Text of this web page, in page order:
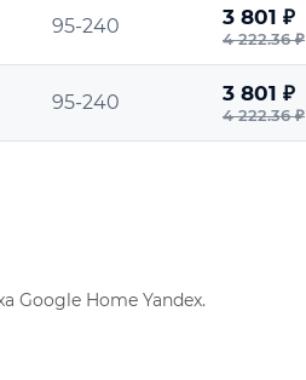
95-240 3 801 ₽
4 222.36₽
95-240 3 801 ₽
4 222.36₽
Google Home Yandex.